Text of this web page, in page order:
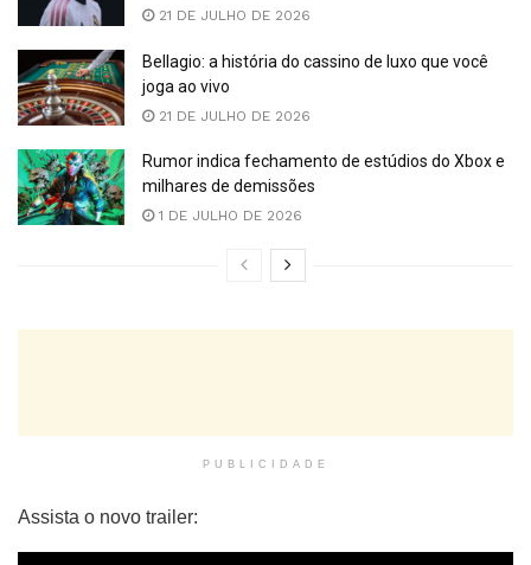
21 DE JULHO DE 2026
Bellagio: a história do cassino de luxo que você
joga ao vivo
21 DE JULHO DE 2026
Rumor indica fechamento de estúdios do Xbox e
milhares de demissões
1 DE JULHO DE 2026
PUBLICIDADE
Assista o novo trailer: